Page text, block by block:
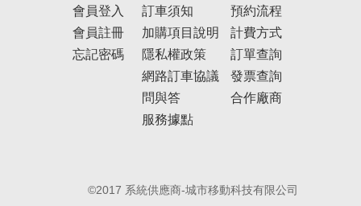
會員登入
會員註冊
忘記密碼
訂車須知
加購項目說明
隱私權政策
網路訂車協議
問與答
服務據點
預約流程
計費方式
訂單查詢
發票查詢
合作廠商
©2017 系統供應商-城市移動科技有限公司